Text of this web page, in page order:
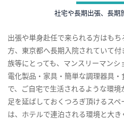
社宅や長期出張、長期
出張や単身赴任で来られる方はも
方、東京都へ長期入院されていて
族等にとっても、マンスリーマンシ
電化製品・家具・簡単な調理器具
で、ご自宅で生活されるような環境
足を延ばしておくつろぎ頂けるス
は、ホテルで連泊される環境と大